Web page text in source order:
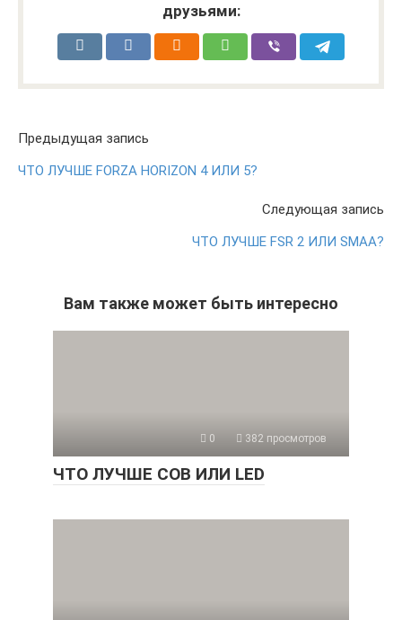
друзьями:
Предыдущая запись
ЧТО ЛУЧШЕ FORZA HORIZON 4 ИЛИ 5?
Следующая запись
ЧТО ЛУЧШЕ FSR 2 ИЛИ SMAA?
Вам также может быть интересно
0 382 просмотров
ЧТО ЛУЧШЕ COB ИЛИ LED